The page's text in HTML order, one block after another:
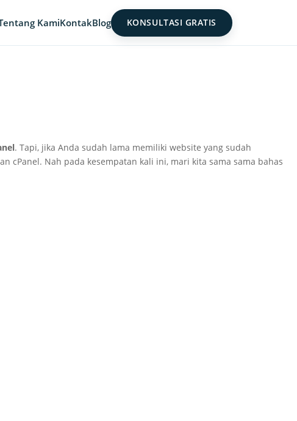
KamiKontakBlog KONSULTASI GRATIS
. Tapi, jika Anda sudah lama memiliki website yang sudah
cPanel. Nah pada kesempatan kali ini, mari kita sama sama bahas